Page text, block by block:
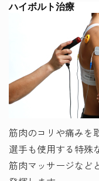
ハイボルト治療
筋肉のコリや痛みを
選手も使用する特殊
筋肉マッサージなど